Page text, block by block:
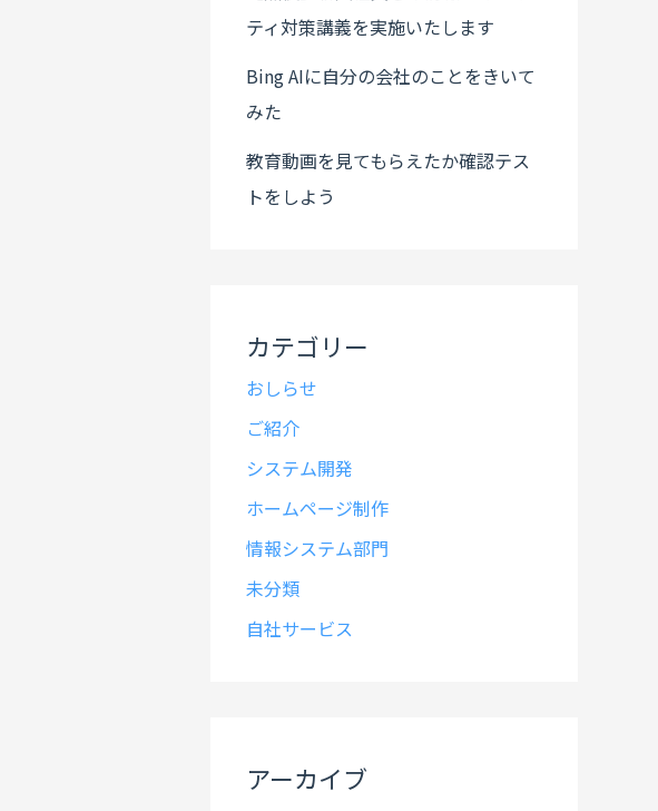
ティ対策講義を実施いたします
Bing AIに自分の会社のことをきいて
みた
教育動画を見てもらえたか確認テス
トをしよう
カテゴリー
おしらせ
ご紹介
システム開発
ホームページ制作
情報システム部門
未分類
自社サービス
アーカイブ